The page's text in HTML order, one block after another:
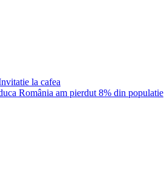
la cafea
România am pierdut 8% din populatie